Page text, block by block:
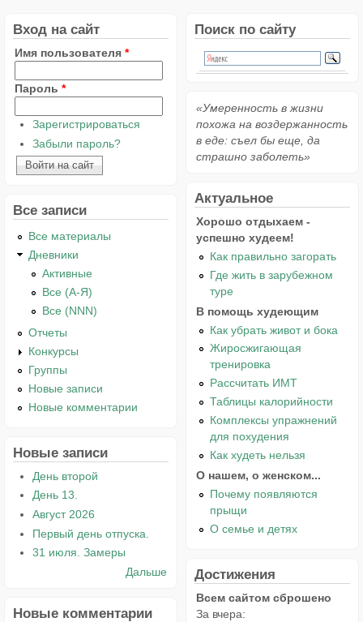
Вход на сайт
Имя пользователя *
Пароль *
Зарегистрироваться
Забыли пароль?
Все записи
Все материалы
Дневники
Активные
Все (А-Я)
Все (NNN)
Отчеты
Конкурсы
Группы
Новые записи
Новые комментарии
Новые записи
День второй
День 13.
Август 2026
Первый день отпуска.
31 июля. Замеры
Дальше
Новые комментарии
Поиск по сайту
«Умеренность в жизни
похожа на воздержанность
в еде: съел бы еще, да
страшно заболеть»
Актуальное
Хорошо отдыхаем -
успешно худеем!
Как правильно загорать
Где жить в зарубежном
туре
В помощь худеющим
Как убрать живот и бока
Жиросжигающая
тренировка
Рассчитать ИМТ
Таблицы калорийности
Комплексы упражнений
для похудения
Как худеть нельзя
О нашем, о женском...
Почему появляются
прыщи
О семье и детях
Достижения
Всем сайтом сброшено
За вчера: